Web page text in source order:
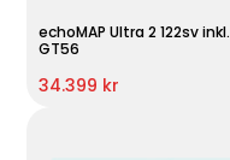
echoMAP Ultra 2 122sv inkl.
GT56
34.399 kr